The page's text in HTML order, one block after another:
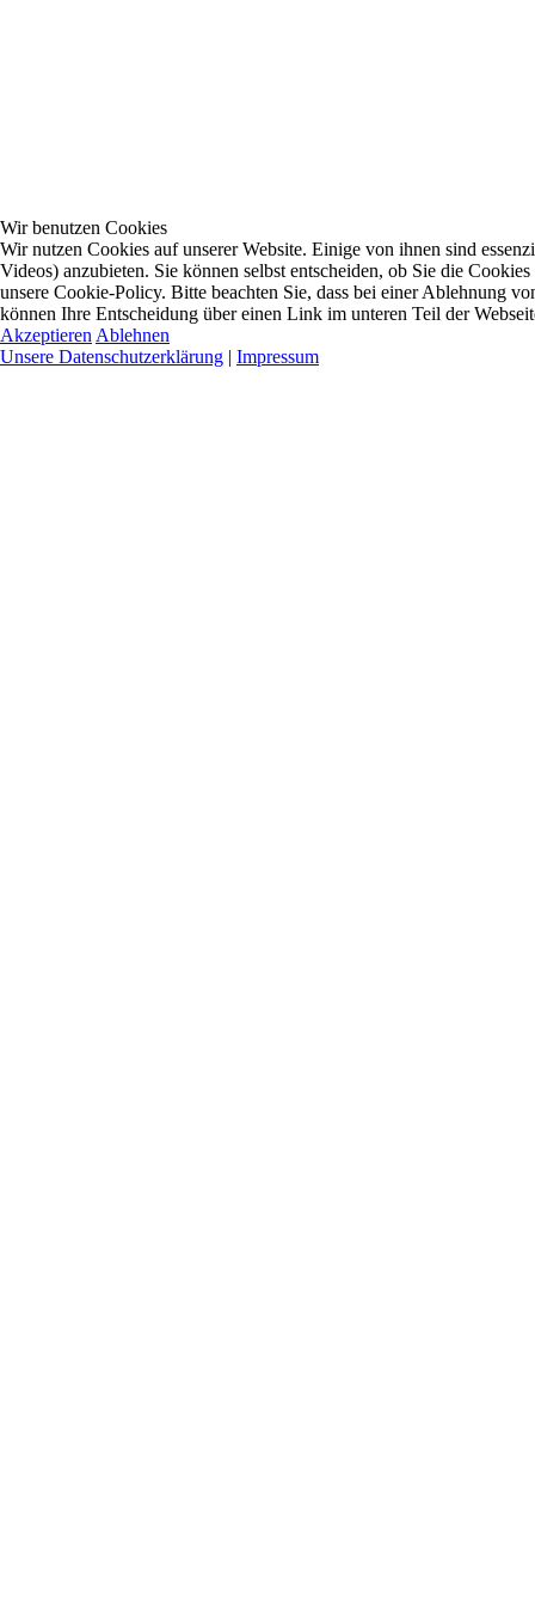
Wir benutzen Cookies
Wir nutzen Cookies auf unserer Website. Einige von ihnen sind
Videos) anzubieten. Sie können selbst entscheiden, ob Sie die
unsere Cookie-Policy. Bitte beachten Sie, dass bei einer Ablehnung
können Ihre Entscheidung über einen Link im unteren Teil der
Akzeptieren Ablehnen
Unsere Datenschutzerklärung | Impressum